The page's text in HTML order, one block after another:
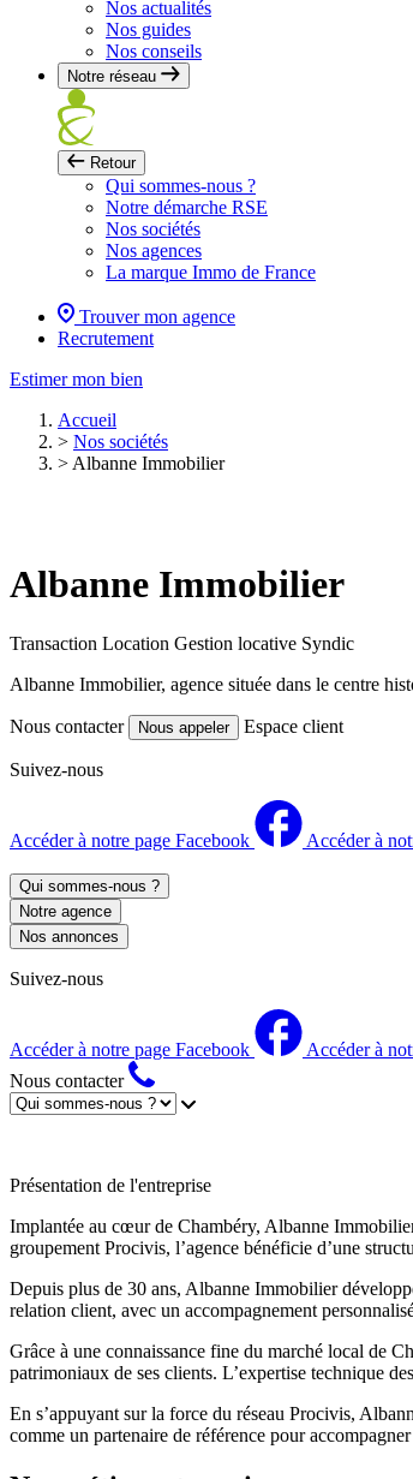
Nos actualités
Nos guides
Nos conseils
Notre réseau
Retour
Qui sommes-nous ?
Notre démarche RSE
Nos sociétés
Nos agences
La marque Immo de France
Trouver mon agence
Recrutement
Estimer mon bien
Accueil
> Nos sociétés
> Albanne Immobilier
Albanne Immobilier
Transaction Location Gestion locative Syndic
Albanne Immobilier, agence située dans le centre
Nous contacter Nous appeler Espace client
Suivez-nous
Accéder à notre page Facebook Accéder à
Qui sommes-nous ?
Notre agence
Nos annonces
Suivez-nous
Accéder à notre page Facebook Accéder à
Nous contacter
Présentation de l'entreprise
Implantée au cœur de Chambéry, Albanne
groupement Procivis, l’agence bénéficie d’une
Depuis plus de 30 ans, Albanne Immobilier
relation client, avec un accompagnement
Grâce à une connaissance fine du marché local de
patrimoniaux de ses clients. L’expertise technique
En s’appuyant sur la force du réseau Procivis,
comme un partenaire de référence pour